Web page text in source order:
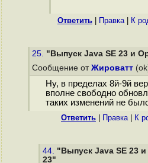
Ответить Правка| К
25. "Выпуск Java SE 23 и
Сообщение от Жироватт
Ну, в пределах 8й-9й
вполне свободно
таких изменений не
Ответить Правка| К
44. "Выпуск Java SE 23
23"